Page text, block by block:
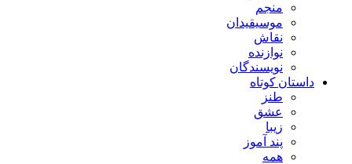
منجم
موسیقیدان
نقاش
نوازنده
نویسندگان
داستان کوتاه
طنز
عشق
زیبا
پند آموز
همه